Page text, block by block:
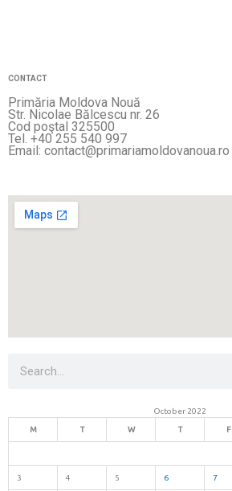
CONTACT
Primăria Moldova Nouă
Str. Nicolae Bălcescu nr. 26
Cod poştal 325500
Tel. +40 255 540 997
Email: contact@primariamoldovanoua.ro
October 2022
M T W T F
3 4 5 6 7